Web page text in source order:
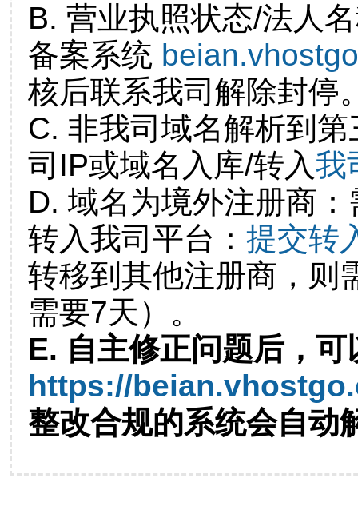
B. 营业执照状态/法人
备案系统
核后联系我司解除封停
C. 非我司域名解析到
司IP或域名入库/转入我
D. 域名为境外注册商
转入我司平台： 提交转
转移到其他注册商，则
需要7天）。
E. 自主修正问题后，可
https://
整改合规的系统会自动